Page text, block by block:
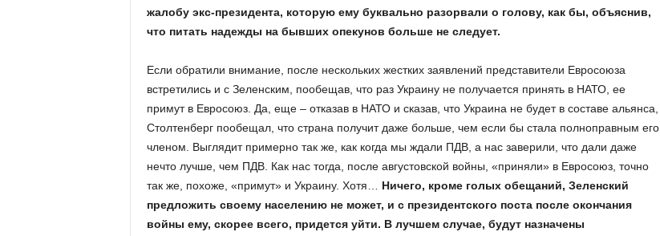
жалобу экс-президента, которую ему буквально разорвали о голову, как бы, объяснив,
что питать надежды на бывших опекунов больше не следует.
Если обратили внимание, после нескольких жестких заявлений представители Евросоюза
встретились и с Зеленским, пообещав, что раз Украину не получается принять в НАТО, ее
примут в Евросоюз. Да, еще – отказав в НАТО и сказав, что Украина не будет в составе альянса,
Столтенберг пообещал, что страна получит даже больше, чем если бы стала полноправным его
членом. Выглядит примерно так же, как когда мы ждали ПДВ, а нас заверили, что дали даже
нечто лучше, чем ПДВ. Как нас тогда, после августовской войны, «приняли» в Евросоюз, точно
так же, похоже, «примут» и Украину. Хотя… Ничего, кроме голых обещаний, Зеленский
предложить своему населению не может, и с президентского поста после окончания
войны ему, скорее всего, придется уйти. В лучшем случае, будут назначены